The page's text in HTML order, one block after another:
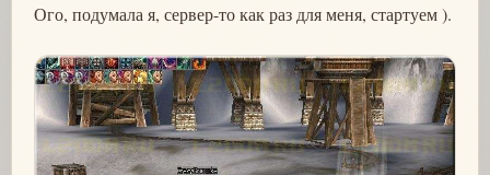
Ого, подумала я, сервер-то как раз для меня, стартуем ).